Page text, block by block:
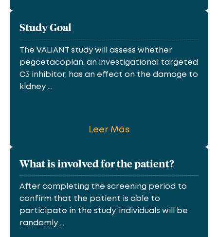
Study Goal
The VALIANT study will assess whether
pegcetacoplan, an investigational targeted
C3 inhibitor, has an effect on the damage to
kidney ...
Leer Más
What is involved for the patient?
After completing the screening period to
confirm that the patient is able to
participate in the study, individuals will be
randomly ...